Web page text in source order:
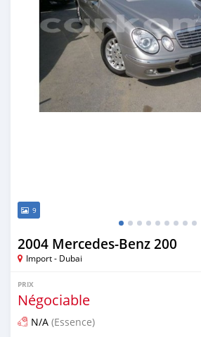
9
2004 Mercedes-Benz 200
Import - Dubai
PRIX
Négociable
N/A (Essence)